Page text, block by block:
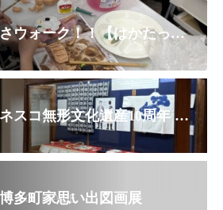
【終了】やまかさウォーク！！【はかたっ子CLUB】
【終了】祝！ユネスコ無形文化遺産10周年 想いを伝える！ 令和8年度 博多祇園山笠展【企画展】
多町家思い出図画展